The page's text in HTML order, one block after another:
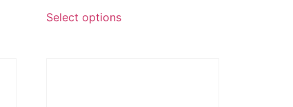
Select options